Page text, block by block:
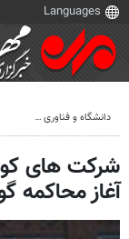
دانشگاه و فناوری
شرکت های
آغاز محاکمه